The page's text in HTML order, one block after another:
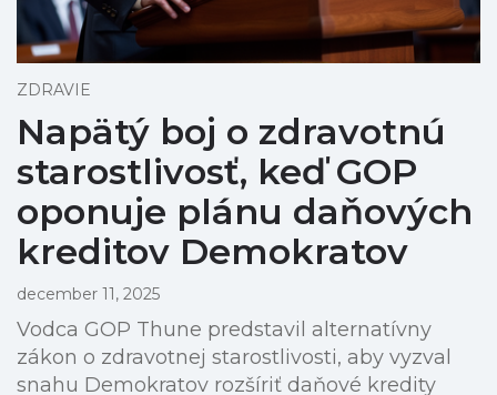
ZDRAVIE
Napätý boj o zdravotnú
starostlivosť, keď GOP
oponuje plánu daňových
kreditov Demokratov
december 11, 2025
Vodca GOP Thune predstavil alternatívny
zákon o zdravotnej starostlivosti, aby vyzval
snahu Demokratov rozšíriť daňové kredity